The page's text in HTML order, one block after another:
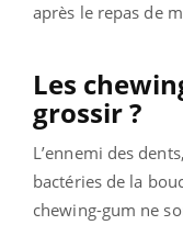
après le repas de
Les
grossir ?
L’ennemi des
bactéries de la
chewing-gum ne